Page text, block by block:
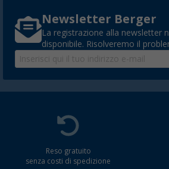
Newsletter Berger
La registrazione alla newsletter
disponibile. Risolveremo il
Reso gratuito
senza costi di spedizione